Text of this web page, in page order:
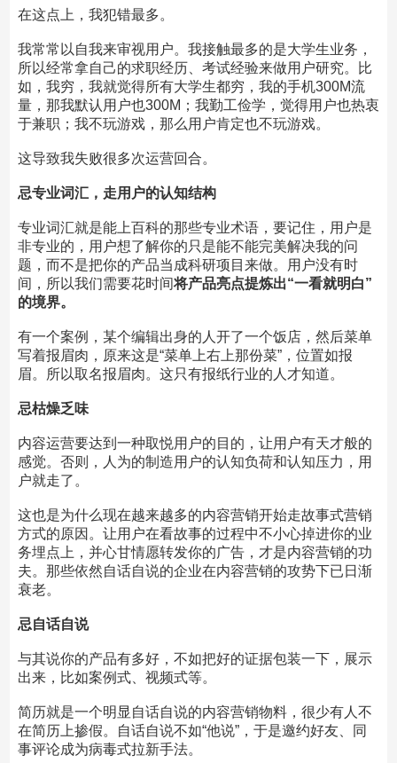
在这点上，我犯错最多。
我常常以自我来审视用户。我接触最多的是大学生业务，
所以经常拿自己的求职经历、考试经验来做用户研究。比
如，我穷，我就觉得所有大学生都穷，我的手机300M流
量，那我默认用户也300M；我勤工俭学，觉得用户也热衷
于兼职；我不玩游戏，那么用户肯定也不玩游戏。
这导致我失败很多次运营回合。
忌专业词汇，走用户的认知结构
专业词汇就是能上百科的那些专业术语，要记住，用户是
非专业的，用户想了解你的只是能不能完美解决我的问
题，而不是把你的产品当成科研项目来做。用户没有时
间，所以我们需要花时间将产品亮点提炼出“一看就明白”
的境界。
有一个案例，某个编辑出身的人开了一个饭店，然后菜单
写着报眉肉，原来这是“菜单上右上那份菜”，位置如报
眉。所以取名报眉肉。这只有报纸行业的人才知道。
忌枯燥乏味
内容运营要达到一种取悦用户的目的，让用户有天才般的
感觉。否则，人为的制造用户的认知负荷和认知压力，用
户就走了。
这也是为什么现在越来越多的内容营销开始走故事式营销
方式的原因。让用户在看故事的过程中不小心掉进你的业
务埋点上，并心甘情愿转发你的广告，才是内容营销的功
夫。那些依然自话自说的企业在内容营销的攻势下已日渐
衰老。
忌自话自说
与其说你的产品有多好，不如把好的证据包装一下，展示
出来，比如案例式、视频式等。
简历就是一个明显自话自说的内容营销物料，很少有人不
在简历上掺假。自话自说不如“他说”，于是邀约好友、同
事评论成为病毒式拉新手法。